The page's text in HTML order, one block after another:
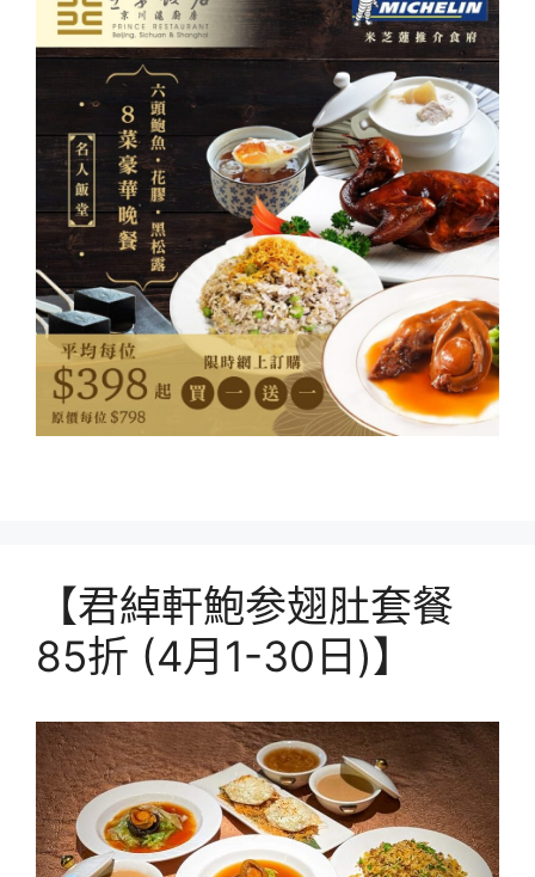
【君綽軒鮑参翅肚套餐
85折 (4月1-30日)】